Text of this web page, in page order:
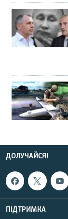
ДОЛУЧАЙСЯ!
ПІДТРИМКА